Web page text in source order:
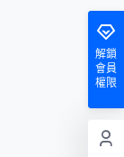
解鎖
會員
權限